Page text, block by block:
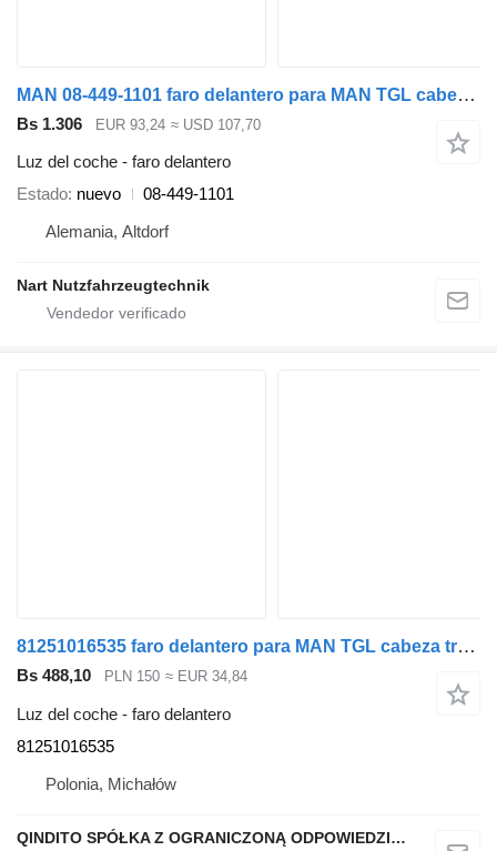
MAN 08-449-1101 faro delantero para MAN TGL cabeza tractora
Bs 1.306 EUR 93,24 ≈ USD 107,70
Luz del coche - faro delantero
Estado nuevo
08-449-1101
Alemania, Altdorf
Nart Nutzfahrzeugtechnik
81251016535 faro delantero para MAN TGL cabeza tractora
Bs 488,10 PLN 150 ≈ EUR 34,84
Luz del coche - faro delantero
81251016535
Polonia, Michałów
QINDITO SPÓŁKA Z OGRANICZONĄ ODPOWIEDZIALNOŚCIĄ